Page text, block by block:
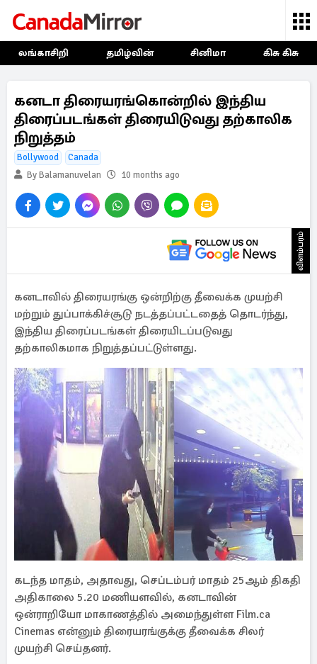
லங்காசிறி தமிழ்வின் சினிமா கிசு கிசு
கனடா திரையரங்கொன்றில் இந்திய
திரைப்படங்கள் திரையிடுவது தற்காலிக
நிறுத்தம்
Bollywood
Canada
By Balamanuvelan
10 months ago
விளம்பரம்
கனடாவில் திரையரங்கு ஒன்றிற்கு தீவைக்க முயற்சி
மற்றும் துப்பாக்கிச்சூடு நடத்தப்பட்டதைத் தொடர்ந்து,
இந்திய திரைப்படங்கள் திரையிடப்படுவது
தற்காலிகமாக நிறுத்தப்பட்டுள்ளது.
கடந்த மாதம், அதாவது, செப்டம்பர் மாதம் 25ஆம் திகதி
அதிகாலை 5.20 மணியளவில், கனடாவின்
ஒன்ராறியோ மாகாணத்தில் அமைந்துள்ள Film.ca
Cinemas என்னும் திரையரங்குக்கு தீவைக்க சிலர்
முயற்சி செய்தனர்.